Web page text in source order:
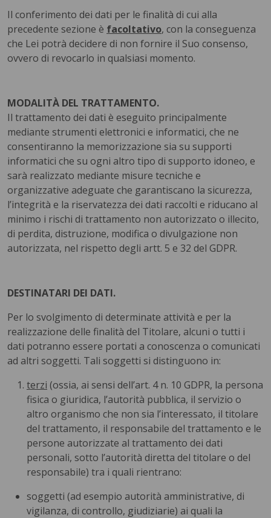
Il conferimento dei dati per le finalità di cui alla
precedente sezione è facoltativo, con la conseguenza
che Lei potrà decidere di non fornire il Suo consenso,
ovvero di revocarlo in qualsiasi momento.
MODALITÀ DEL TRATTAMENTO.
Il trattamento dei dati è eseguito principalmente
mediante strumenti elettronici e informatici, che ne
consentiranno la memorizzazione sia su supporti
informatici che su ogni altro tipo di supporto idoneo, e
sarà realizzato mediante misure tecniche e
organizzative adeguate che garantiscano la sicurezza,
l’integrità e la riservatezza dei dati raccolti e riducano al
minimo i rischi di trattamento non autorizzato o illecito,
di perdita, distruzione, modifica o divulgazione non
autorizzata, nel rispetto degli artt. 5 e 32 del GDPR.
DESTINATARI DEI DATI.
Per lo svolgimento di determinate attività e per la
realizzazione delle finalità del Titolare, alcuni o tutti i
dati potranno essere portati a conoscenza o comunicati
ad altri soggetti. Tali soggetti si distinguono in:
terzi (ossia, ai sensi dell’art. 4 n. 10 GDPR, la persona
fisica o giuridica, l’autorità pubblica, il servizio o
altro organismo che non sia l’interessato, il titolare
del trattamento, il responsabile del trattamento e le
persone autorizzate al trattamento dei dati
personali, sotto l’autorità diretta del titolare o del
responsabile) tra i quali rientrano:
soggetti (ad esempio autorità amministrative, di
vigilanza, di controllo, giudiziarie) ai quali la